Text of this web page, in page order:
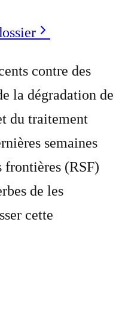
contre des
la dégradation de
du traitement
semaines
frontières (RSF)
de les
cette